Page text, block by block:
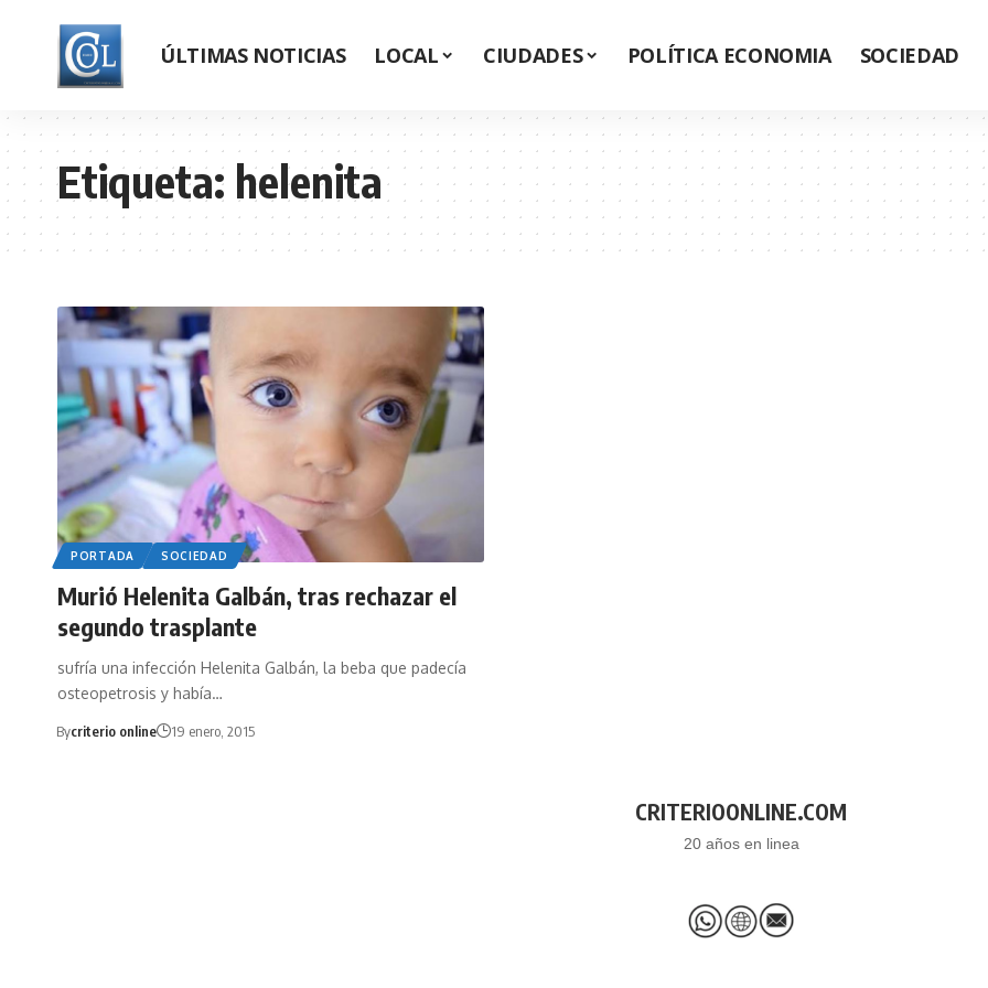
ÚLTIMAS NOTICIAS LOCAL CIUDADES POLÍTICA ECONOMIA SOCIEDAD
Etiqueta: helenita
PORTADA SOCIEDAD
Murió Helenita Galbán, tras rechazar el
segundo trasplante
sufría una infección Helenita Galbán, la beba que padecía
osteopetrosis y había…
Bycriterio online 19 enero, 2015
CRITERIOONLINE.COM
20 años en linea